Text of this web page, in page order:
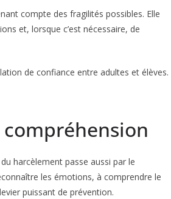
compte des fragilités possibles. Elle
et, lorsque c’est nécessaire, de
de confiance entre adultes et élèves.
harcèlement passe aussi par le
les émotions, à comprendre le
puissant de prévention.